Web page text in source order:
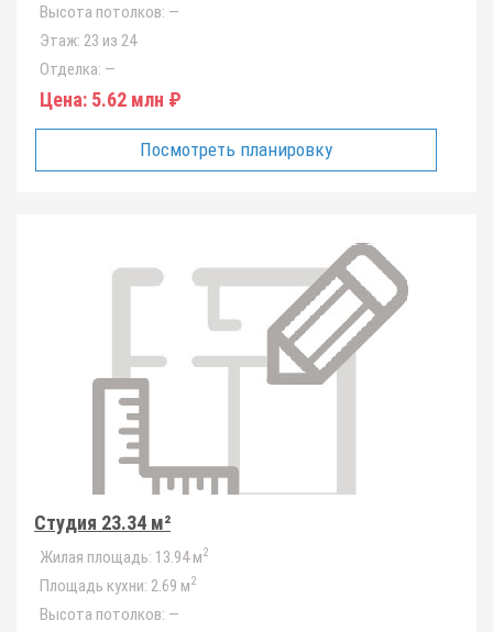
Высота потолков: —
Этаж: 23 из 24
Отделка: —
Цена: 5.62 млн ₽
Посмотреть планировку
Студия 23.34 м²
Жилая площадь: 13.94 м2
Площадь кухни: 2.69 м2
Высота потолков: —